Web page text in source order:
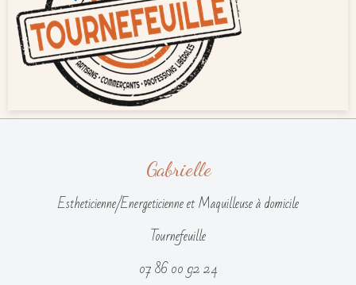
Gabrielle
Estheticienne/Energeticienne et Maquilleuse à domicile
Tournefeuille
07 86 00 92 24